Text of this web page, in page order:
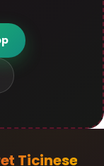
Ticinese